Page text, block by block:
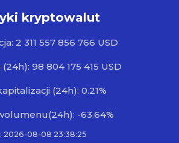
kryptowalut
2 311 557 856 766 USD
98 804 175 415 USD
(24h): 0.21%
-63.64%
2026-08-08 23:38:25